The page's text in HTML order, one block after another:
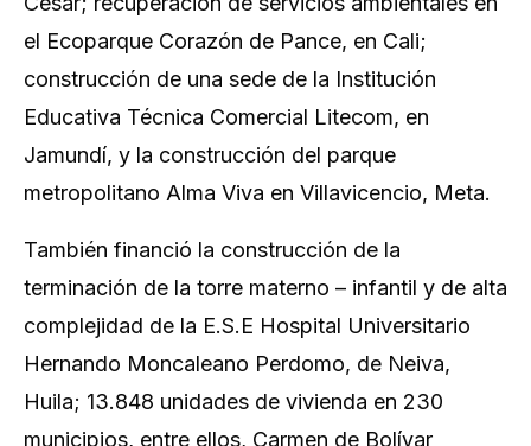
el Ecoparque Corazón de Pance, en Cali;
construcción de una sede de la Institución
Educativa Técnica Comercial Litecom, en
Jamundí, y la construcción del parque
metropolitano Alma Viva en Villavicencio, Meta.
También financió la construcción de la
terminación de la torre materno – infantil y de alta
complejidad de la E.S.E Hospital Universitario
Hernando Moncaleano Perdomo, de Neiva,
Huila; 13.848 unidades de vivienda en 230
municipios, entre ellos, Carmen de Bolívar